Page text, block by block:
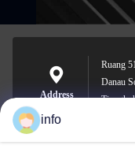
Address
Ruang
Danau
info